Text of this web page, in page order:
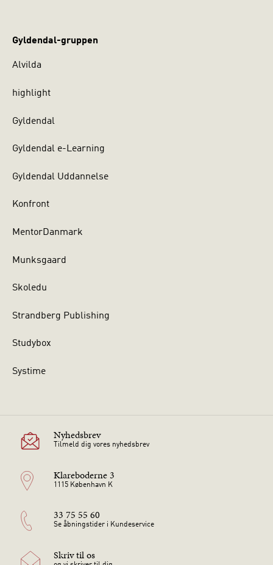
Gyldendal-gruppen
Alvilda
highlight
Gyldendal
Gyldendal e-Learning
Gyldendal Uddannelse
Konfront
MentorDanmark
Munksgaard
Skoledu
Strandberg Publishing
Studybox
Systime
Nyhedsbrev
Tilmeld dig vores nyhedsbrev
Klareboderne 3
1115 København K
33 75 55 60
Se åbningstider i Kundeservice
Skriv til os